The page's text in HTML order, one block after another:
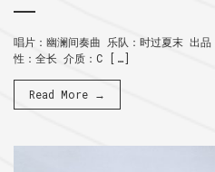
唱片：幽澜间奏曲 乐队：时过夏末 出
性：全长 介质：C […]
Read More →